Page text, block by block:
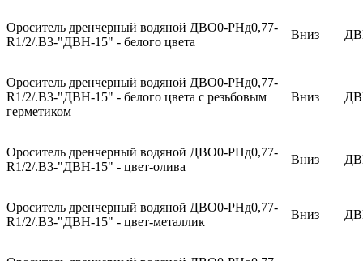
Ороситель дренчерный водяной ДВО0-РНд0,77-
R1/2/.В3-"ДВН-15" - белого цвета
Вниз
Ороситель дренчерный водяной ДВО0-РНд0,77-
R1/2/.В3-"ДВН-15" - белого цвета с резьбовым
герметиком
Вниз
Ороситель дренчерный водяной ДВО0-РНд0,77-
R1/2/.В3-"ДВН-15" - цвет-олива
Вниз
Ороситель дренчерный водяной ДВО0-РНд0,77-
R1/2/.В3-"ДВН-15" - цвет-металлик
Вниз